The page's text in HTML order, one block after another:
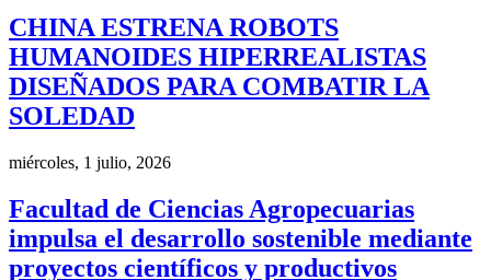
CHINA ESTRENA ROBOTS
HUMANOIDES HIPERREALISTAS
DISEÑADOS PARA COMBATIR LA
SOLEDAD
miércoles, 1 julio, 2026
Facultad de Ciencias Agropecuarias
impulsa el desarrollo sostenible mediante
proyectos científicos y productivos